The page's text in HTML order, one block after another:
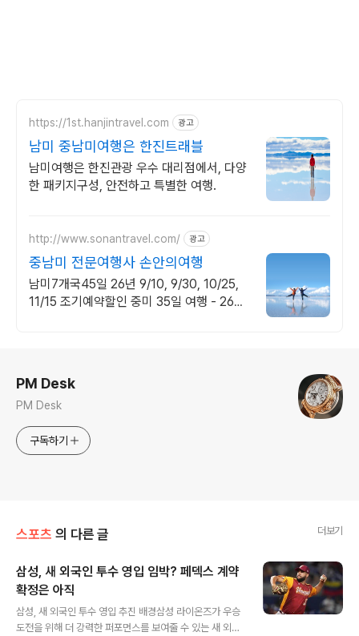
https://1st.hanjintravel.com 광고
남미 중남미여행은 한진트래블
남미여행은 한진관광 우수 대리점에서, 다양
한 패키지구성, 안전하고 특별한 여행.
http://www.sonantravel.com/ 광고
중남미 전문여행사 손안의여행
남미7개국45일 26년 9/10, 9/30, 10/25,
11/15 조기예약할인 중미 35일 여행 - 26년
PM Desk
PM Desk
구독하기
스포츠 의 다른 글 더보기
삼성, 새 외국인 투수 영입 임박? 페덱스 계약
확정은 아직
삼성, 새 외국인 투수 영입 추진 배경삼성 라이온즈가 우승
도전을 위해 더 강력한 퍼포먼스를 보여줄 수 있는 새 외국